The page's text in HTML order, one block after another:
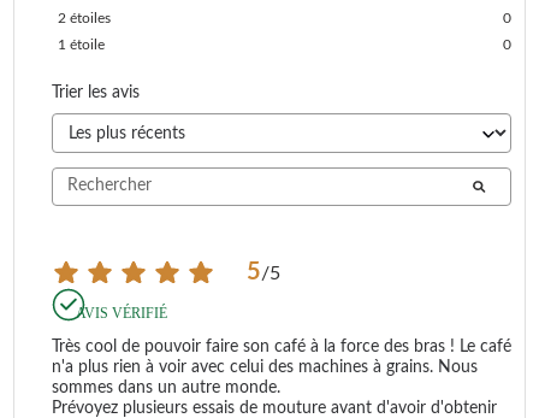
2 étoiles
0
1 étoile 0
Trier les avis
5/5
AVIS VÉRIFIÉ
Très cool de pouvoir faire son café à la force des bras ! Le café
n'a plus rien à voir avec celui des machines à grains. Nous
sommes dans un autre monde.
Prévoyez plusieurs essais de mouture avant d'avoir d'obtenir